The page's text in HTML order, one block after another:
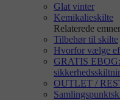
Glat vinter
Kemikalieskilte
Relaterede emner
Tilbehør til skilte
Hvorfor vælge
GRATIS
OUTLET /